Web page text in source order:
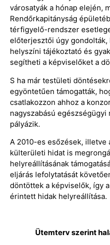
városatyák a hónap elején,
Rendőrkapitányság
térfigyelő-rendszer
előterjesztői úgy
helyszíni tájékoztató és
segítheti a képviselőket a
S ha már testületi
egyöntetűen támogatták,
csatlakozzon ahhoz a
nagyszabású
pályázik.
A 2010-es esőzések, illetve
külterületi hidat is
helyreállításának
eljárás lefolytatását
döntöttek a képviselők, így
érintett hidak helyreállítása.
Ütemterv szerint